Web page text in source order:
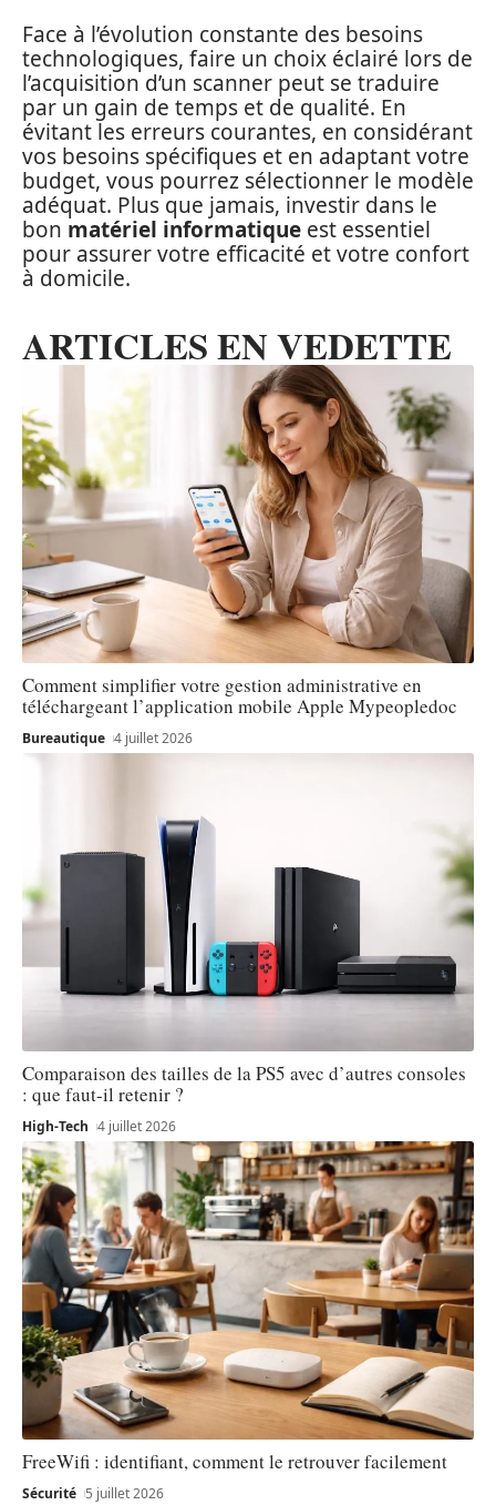
Face à l’évolution constante des besoins
technologiques, faire un choix éclairé lors de
l’acquisition d’un scanner peut se traduire
par un gain de temps et de qualité. En
évitant les erreurs courantes, en considérant
vos besoins spécifiques et en adaptant votre
budget, vous pourrez sélectionner le modèle
adéquat. Plus que jamais, investir dans le
bon matériel informatique est essentiel
pour assurer votre efficacité et votre confort
à domicile.
ARTICLES EN VEDETTE
Comment simplifier votre gestion administrative en
téléchargeant l’application mobile Apple Mypeopledoc
Bureautique 4 juillet 2026
Comparaison des tailles de la PS5 avec d’autres consoles
: que faut-il retenir ?
High-Tech 4 juillet 2026
FreeWifi : identifiant, comment le retrouver facilement
Sécurité 5 juillet 2026